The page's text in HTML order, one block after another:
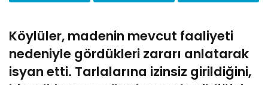
Köylüler, madenin mevcut faaliyeti
nedeniyle gördükleri zararı anlatarak
isyan etti. Tarlalarına izinsiz girildiğini,